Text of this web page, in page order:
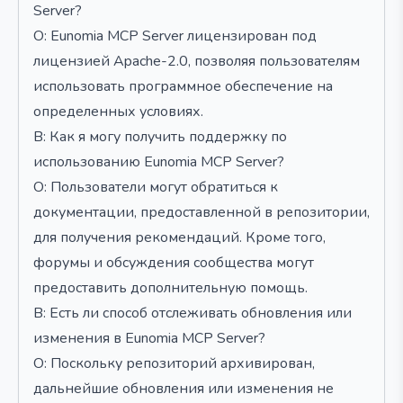
Server?
О: Eunomia MCP Server лицензирован под
лицензией Apache-2.0, позволяя пользователям
использовать программное обеспечение на
определенных условиях.
В: Как я могу получить поддержку по
использованию Eunomia MCP Server?
О: Пользователи могут обратиться к
документации, предоставленной в репозитории,
для получения рекомендаций. Кроме того,
форумы и обсуждения сообщества могут
предоставить дополнительную помощь.
В: Есть ли способ отслеживать обновления или
изменения в Eunomia MCP Server?
О: Поскольку репозиторий архивирован,
дальнейшие обновления или изменения не